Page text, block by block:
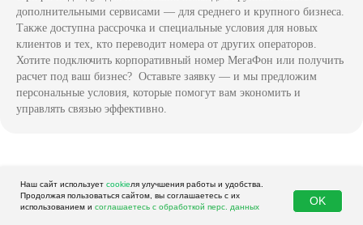
Наш сайт использует cookieля улучшения работы и удобства.
Продолжая пользоваться сайтом, вы соглашаетесь с их
использованием и соглашаетесь с обработкой перс. данных OK
дополнительными сервисами — для среднего и крупного бизнеса.
Также доступна рассрочка и специальные условия для новых
клиентов и тех, кто переводит номера от других операторов.
Хотите подключить корпоративный номер МегаФон или получить
расчет под ваш бизнес? Оставьте заявку — и мы предложим
персональные условия, которые помогут вам экономить и
управлять связью эффективно.